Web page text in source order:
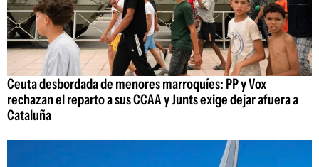
Ceuta desbordada de menores marroquíes: PP y Vox
rechazan el reparto a sus CCAA y Junts exige dejar afuera a
Cataluña